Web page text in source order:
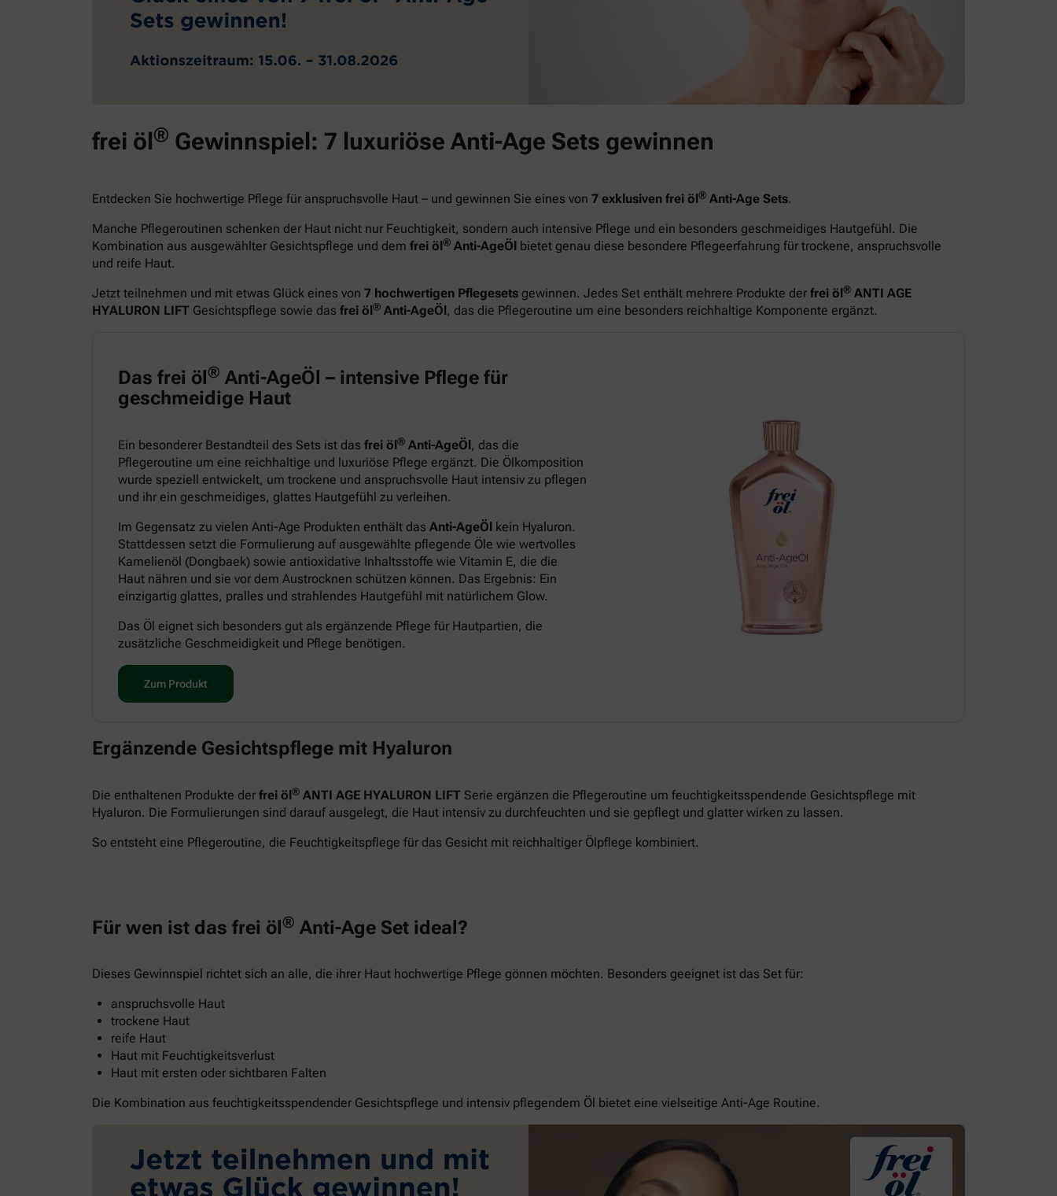
frei öl® Gewinnspiel: 7 luxuriöse Anti-Age Sets gewinnen
Entdecken Sie hochwertige Pflege für anspruchsvolle Haut – und gewinnen Sie eines von 7 exklusiven frei öl® Anti-Age Sets.
Manche Pflegeroutinen schenken der Haut nicht nur Feuchtigkeit, sondern auch intensive Pflege und ein besonders geschmeidiges Hautgefühl. Die
Kombination aus ausgewählter Gesichtspflege und dem frei öl® Anti-AgeÖl bietet genau diese besondere Pflegeerfahrung für trockene, anspruchsvolle
und reife Haut.
Jetzt teilnehmen und mit etwas Glück eines von 7 hochwertigen Pflegesets gewinnen. Jedes Set enthält mehrere Produkte der frei öl® ANTI AGE
HYALURON LIFT Gesichtspflege sowie das frei öl® Anti-AgeÖl, das die Pflegeroutine um eine besonders reichhaltige Komponente ergänzt.
Das frei öl ® Anti-AgeÖl – intensive Pflege für
geschmeidige Haut
Ein besonderer Bestandteil des Sets ist das frei öl® Anti-AgeÖl, das die
Pflegeroutine um eine reichhaltige und luxuriöse Pflege ergänzt. Die Ölkomposition
wurde speziell entwickelt, um trockene und anspruchsvolle Haut intensiv zu pflegen
und ihr ein geschmeidiges, glattes Hautgefühl zu verleihen.
Im Gegensatz zu vielen Anti-Age Produkten enthält das Anti-AgeÖl kein Hyaluron.
Stattdessen setzt die Formulierung auf ausgewählte pflegende Öle wie wertvolles
Kamelienöl (Dongbaek) sowie antioxidative Inhaltsstoffe wie Vitamin E, die die
Haut nähren und sie vor dem Austrocknen schützen können. Das Ergebnis: Ein
einzigartig glattes, pralles und strahlendes Hautgefühl mit natürlichem Glow.
Das Öl eignet sich besonders gut als ergänzende Pflege für Hautpartien, die
zusätzliche Geschmeidigkeit und Pflege benötigen.
Zum Produkt
Ergänzende Gesichtspflege mit Hyaluron
Die enthaltenen Produkte der frei öl® ANTI AGE HYALURON LIFT Serie ergänzen die Pflegeroutine um feuchtigkeitsspendende Gesichtspflege mit
Hyaluron. Die Formulierungen sind darauf ausgelegt, die Haut intensiv zu durchfeuchten und sie gepflegt und glatter wirken zu lassen.
So entsteht eine Pflegeroutine, die Feuchtigkeitspflege für das Gesicht mit reichhaltiger Ölpflege kombiniert.
Für wen ist das frei öl® Anti-Age Set ideal?
Dieses Gewinnspiel richtet sich an alle, die ihrer Haut hochwertige Pflege gönnen möchten. Besonders geeignet ist das Set für:
anspruchsvolle Haut
trockene Haut
reife Haut
Haut mit Feuchtigkeitsverlust
Haut mit ersten oder sichtbaren Falten
Die Kombination aus feuchtigkeitsspendender Gesichtspflege und intensiv pflegendem Öl bietet eine vielseitige Anti-Age Routine.